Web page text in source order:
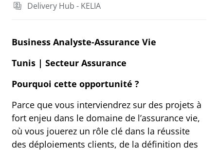
Delivery Hub - KELIA
Business Analyste-Assurance Vie
Tunis | Secteur Assurance
Pourquoi cette opportunité ?
Parce que vous interviendrez sur des projets à
fort enjeu dans le domaine de l’assurance vie,
où vous jouerez un rôle clé dans la réussite
des déploiements clients, de la définition des